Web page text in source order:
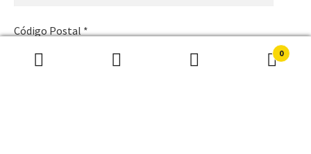
Pesquisar
Pesquisa
0
Código Postal *